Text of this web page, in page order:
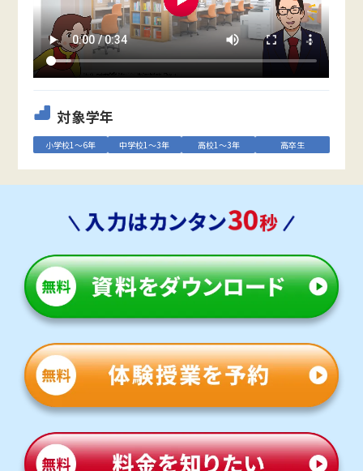
対象学年
小学校1～6年 中学校1～3年 高校1～3年 高卒生